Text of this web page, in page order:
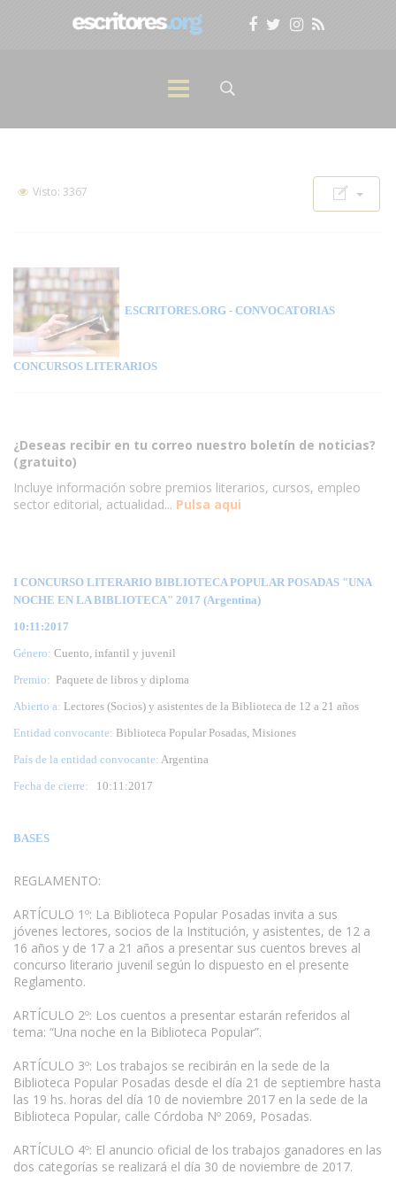
Visto: 3367
ESCRITORES.ORG - CONVOCATORIAS
CONCURSOS LITERARIOS
¿Deseas recibir en tu correo nuestro boletín de noticias?
(gratuito)
Incluye información sobre premios literarios, cursos, empleo
sector editorial, actualidad... Pulsa aqui
I CONCURSO LITERARIO BIBLIOTECA POPULAR POSADAS "UNA
NOCHE EN LA BIBLIOTECA" 2017 (Argentina)
10:11:2017
Género: Cuento, infantil y juvenil
Premio: Paquete de libros y diploma
Abierto a: Lectores (Socios) y asistentes de la Biblioteca de 12 a 21 años
Entidad convocante: Biblioteca Popular Posadas, Misiones
País de la entidad convocante: Argentina
Fecha de cierre: 10:11:2017
BASES
REGLAMENTO:
ARTÍCULO 1º: La Biblioteca Popular Posadas invita a sus
jóvenes lectores, socios de la Institución, y asistentes, de 12 a
16 años y de 17 a 21 años a presentar sus cuentos breves al
concurso literario juvenil según lo dispuesto en el presente
Reglamento.
ARTÍCULO 2º: Los cuentos a presentar estarán referidos al
tema: “Una noche en la Biblioteca Popular”.
ARTÍCULO 3º: Los trabajos se recibirán en la sede de la
Biblioteca Popular Posadas desde el día 21 de septiembre hasta
las 19 hs. horas del día 10 de noviembre 2017 en la sede de la
Biblioteca Popular, calle Córdoba Nº 2069, Posadas.
ARTÍCULO 4º: El anuncio oficial de los trabajos ganadores en las
dos categorías se realizará el día 30 de noviembre de 2017.